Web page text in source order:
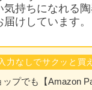
気持ちになれる
届けしています。
力なしでサクッと買
ップでも
【Amazon